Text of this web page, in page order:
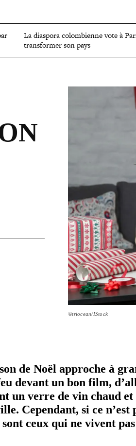
La diaspora colom­bienne vote à
trans­for­mer son pays
©triocean/IStock
de Noël approche à
devant un bon film,
un verre de vin chaud et
Cependant, si ce n’est
sont ceux qui ne vivent